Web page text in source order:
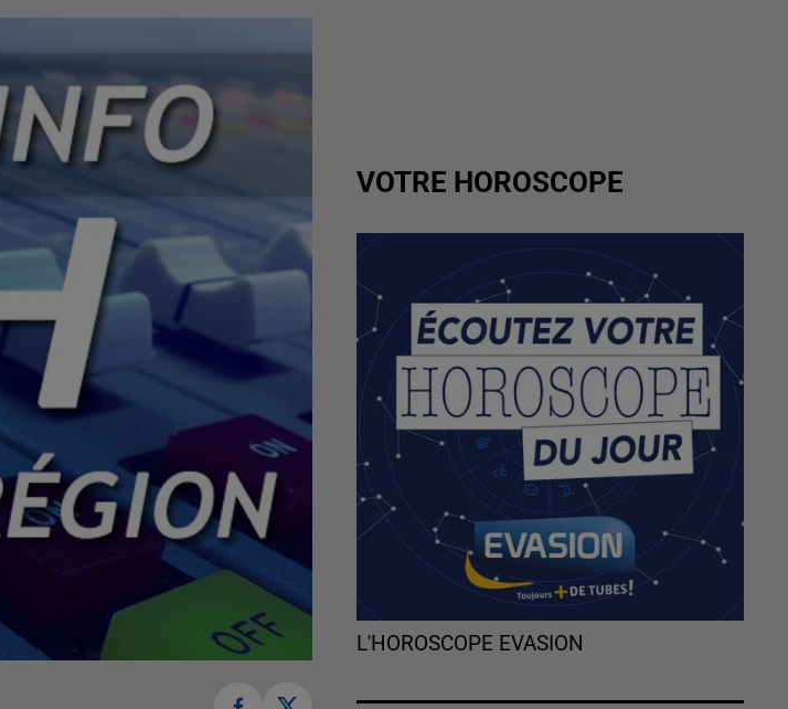
VOTRE HOROSCOPE
L'HOROSCOPE EVASION